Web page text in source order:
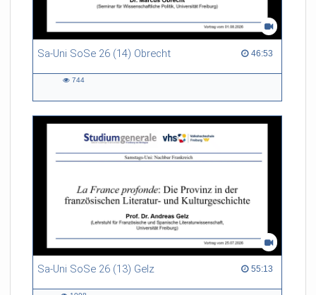
Sa-Uni SoSe 26 (14) Obrecht 46:53
46:53 duration
744
Sa-Uni SoSe 26 (13) Gelz 55:13
55:13 duration